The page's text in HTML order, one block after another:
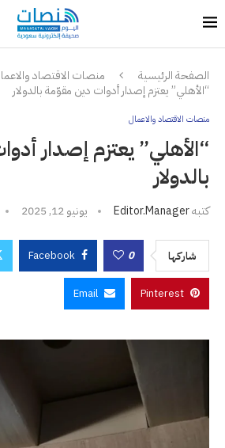
الصفحة الرئيسية
منصات الاقتصاد
“الأهلي” يعتزم إصدار أدوات دين مقوّمة بالدولار
منصات الاقتصاد والاعمال
“الأهلي” يعتزم إصدار
بالدولار
كتبهEditor.manager يونيو 12, 2025
شاركها 0
Facebook
Pinterest
Email